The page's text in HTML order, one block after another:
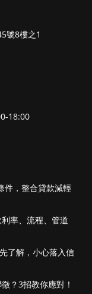
號8樓之1
18:00
件，整合貸款減輕
率、流程、管道
了解，小心落入信
？3招教你應對！